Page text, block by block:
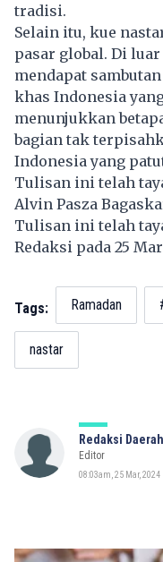
tradisi.
Selain itu, kue
pasar global. Di
mendapat
khas Indonesia
menunjukkan
bagian tak
Indonesia yang
Tulisan ini telah
Alvin Pasza
Tulisan ini telah
Redaksi pada 25
Tags: Ramadan
nastar
Redaksi Daerah
Editor
08:03am, 25 Mar, 2024